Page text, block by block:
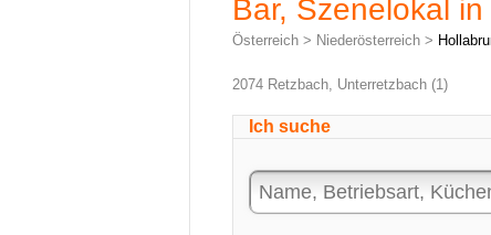
Bar, Szenelokal
Österreich > Niederösterreich >
2074 Retzbach, Unterretzbach (1)
Ich suche